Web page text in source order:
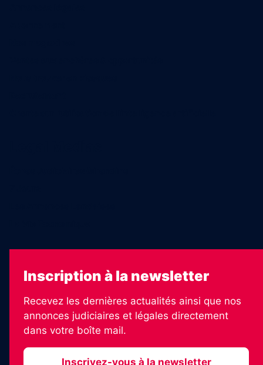
Inscription à la newsletter
Recevez les dernières actualités ainsi que nos
annonces judiciaires et légales directement
dans votre boîte mail.
Inscrivez-vous à la newsletter